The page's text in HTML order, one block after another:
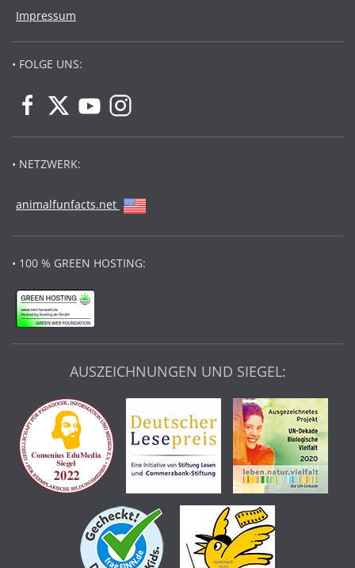
Impressum
• FOLGE UNS:
• NETZWERK:
animalfunfacts.net
• 100 % GREEN HOSTING:
AUSZEICHNUNGEN UND SIEGEL: